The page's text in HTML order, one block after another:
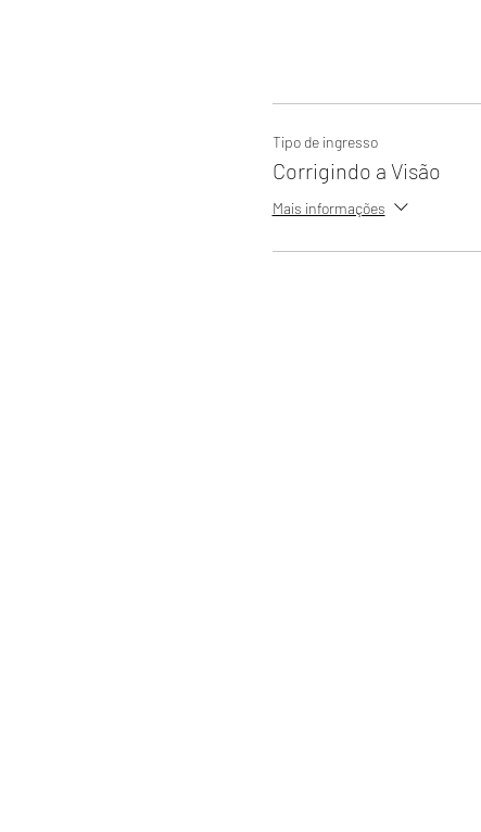
Tipo de ingresso
Corrigindo a Visão
Mais informações